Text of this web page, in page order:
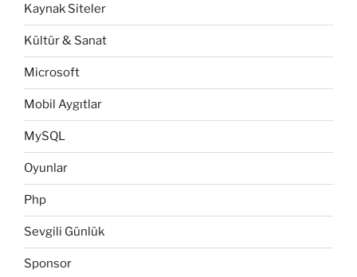
Kaynak Siteler
Kültür & Sanat
Microsoft
Mobil Aygıtlar
MySQL
Oyunlar
Php
Sevgili Günlük
Sponsor